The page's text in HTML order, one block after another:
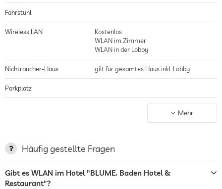
Fahrstuhl
Wireless LAN
Kostenlos
WLAN im Zimmer
WLAN in der Lobby
Nichtraucher-Haus gilt für gesamtes Haus inkl. Lobby
Parkplatz
Wäscheservice
Restaurant
Mehr
Häufig gestellte Fragen
Gibt es WLAN im Hotel "BLUME. Baden Hotel &
Restaurant"?